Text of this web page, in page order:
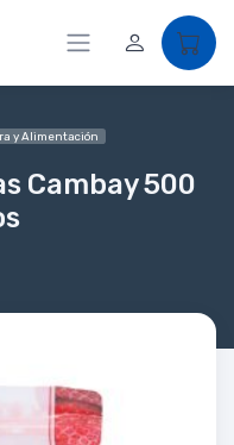
y Alimentación
Cambay 500